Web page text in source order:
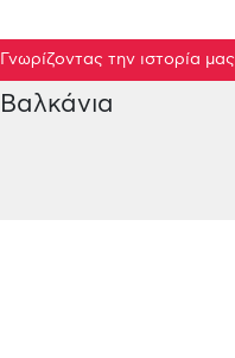
Γνωρίζοντας την ιστορία μας
Βαλκάνια